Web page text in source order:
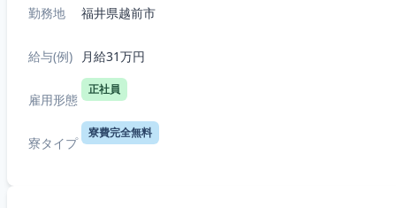
勤務地 福井県越前市
給与(例) 月給31万円
雇用形態
正社員
寮タイプ
寮費完全無料